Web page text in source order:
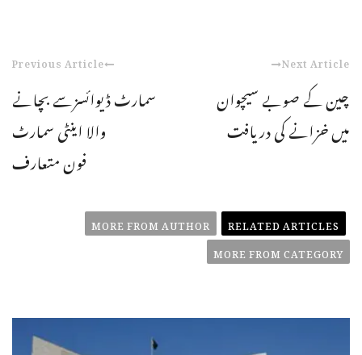
Previous Article
سمارٹ ڈیوائسزسے بچانے
والا اینٹی سمارٹ
فون متعارف
Next Article
چین کے صوبے سیچوان
میں خزانے کی دریافت
RELATED ARTICLES
MORE FROM AUTHOR
MORE FROM CATEGORY